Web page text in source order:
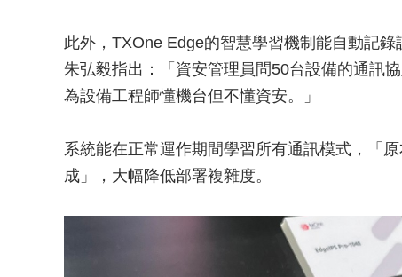
此外，TXOne Edge的智慧學習機制能自動記
朱弘毅指出：「資安管理員問50台設備的通訊
為設備工程師懂機台但不懂資安。」
系統能在正常運作期間學習所有通訊模式，「
成」，大幅降低部署複雜度。